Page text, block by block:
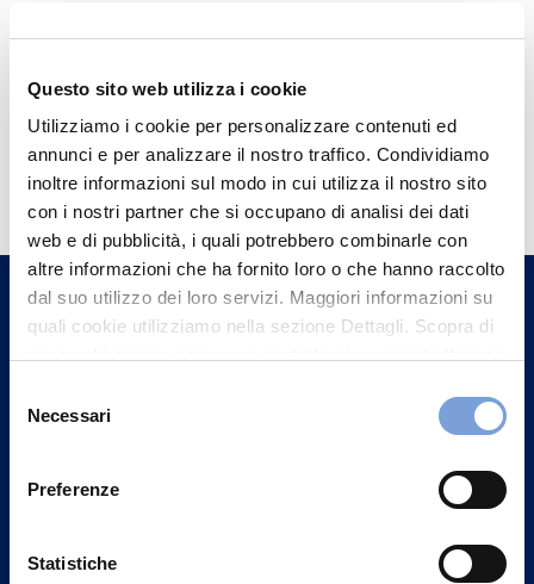
Questo sito web utilizza i cookie
Utilizziamo i cookie per personalizzare contenuti ed
annunci e per analizzare il nostro traffico. Condividiamo
inoltre informazioni sul modo in cui utilizza il nostro sito
con i nostri partner che si occupano di analisi dei dati
web e di pubblicità, i quali potrebbero combinarle con
altre informazioni che ha fornito loro o che hanno raccolto
dal suo utilizzo dei loro servizi. Maggiori informazioni su
quali cookie utilizziamo nella sezione Dettagli. Scopra di
può trovare nel footer del sito nella sezione "Informativa
delNecessari
Preferenze
Statistiche
Hai bisogno di
informazioni?
Trova l'Agenzia più vicina a te e parla con
un nostro Agente.
Contattaci